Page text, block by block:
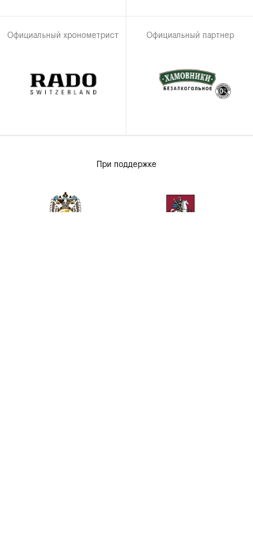
Официальный хронометрист Официальный партнер
При поддержке